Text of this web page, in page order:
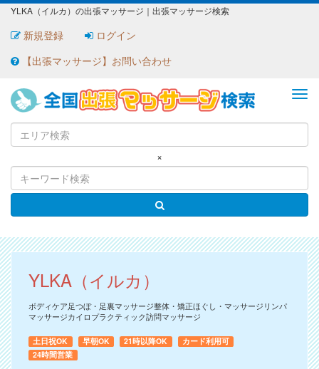
YLKA（イルカ）の出張マッサージ｜出張マッサージ検索
新規登録
ログイン
【出張マッサージ】お問い合わせ
×
YLKA（イルカ）
ボディケア足つぼ・足裏マッサージ整体・矯正ほぐし・マッサージリンパ
マッサージカイロプラクティック訪問マッサージ
土日祝OK 早朝OK 21時以降OK
カード利用可
24時間営業